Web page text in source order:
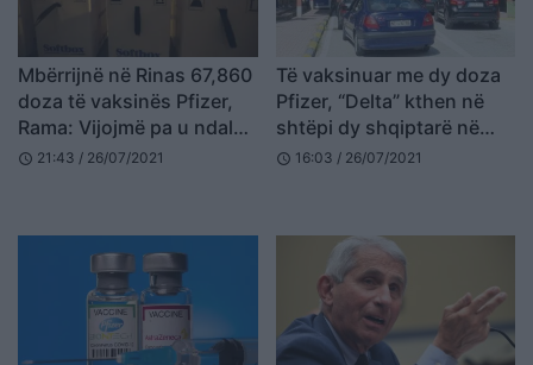
Mbërrijnë në Rinas 67,860
doza të vaksinës Pfizer,
Rama: Vijojmë pa u ndalur
me vaksinimin masiv
schedule 21:43 / 26/07/2021
Të vaksinuar me dy doza
Pfizer, “Delta” kthen në
shtëpi dy shqiptarë në
Kapshticë
schedule 16:03 / 26/07/2021